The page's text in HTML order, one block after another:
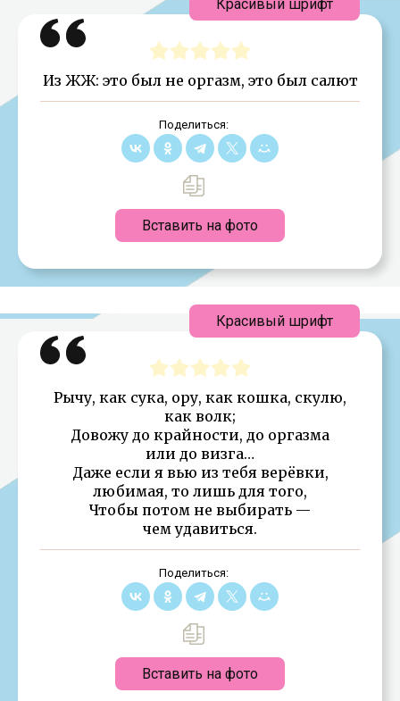
Из ЖЖ: это был не оргазм, это был салют
Поделиться:
Вставить на фото
Красивый шрифт
Рычу, как сука, ору, как кошка, скулю,
как волк;
Довожу до крайности, до оргазма
или до визга…
Даже если я вью из тебя верёвки,
любимая, то лишь для того,
Чтобы потом не выбирать —
чем удавиться.
Поделиться:
Вставить на фото
Красивый шрифт